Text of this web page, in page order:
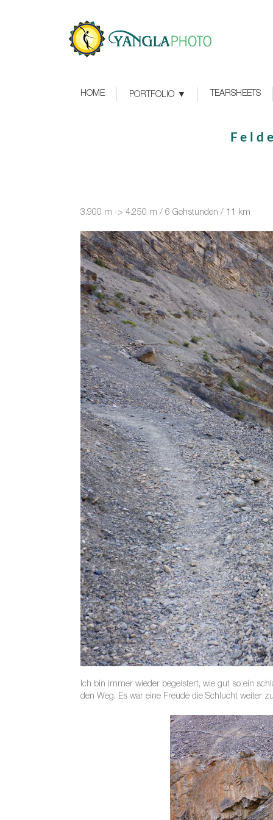
HOME PORTFOLIO TEARSHEETS
3.900 m -> 4.250 m / 6 Gehstunden / 11 km
Ich bin immer wieder begeistert, wie gut so ein
den Weg. Es war eine Freude die Schlucht weiter